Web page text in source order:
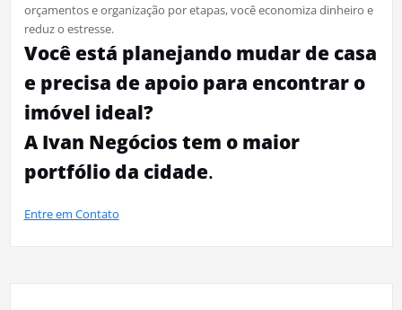
orçamentos e organização por etapas, você economiza dinheiro e
reduz o estresse.
Você está planejando mudar de casa
e precisa de apoio para encontrar o
imóvel ideal?
A Ivan Negócios tem o maior
portfólio da cidade.
Entre em Contato